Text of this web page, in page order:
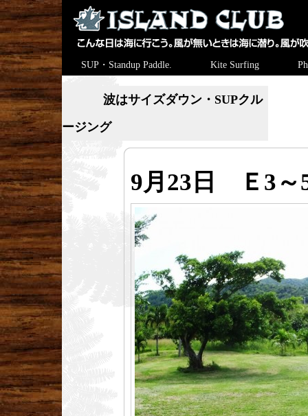
SUP・Standup Paddle. Kite Surfing
波はサイズダウン・SUPクル
ージング
9月23日 Ｅ3